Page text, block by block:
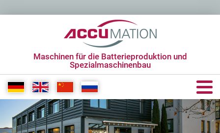
Maschinen für die Batterieproduktion und
Spezialmaschinenbau
+49 6431 285650 0
info[at]accumation.de